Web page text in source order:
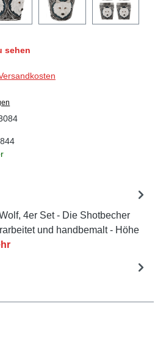
sehen
4er Set - Die Shotbecher
und handbemalt - Höhe